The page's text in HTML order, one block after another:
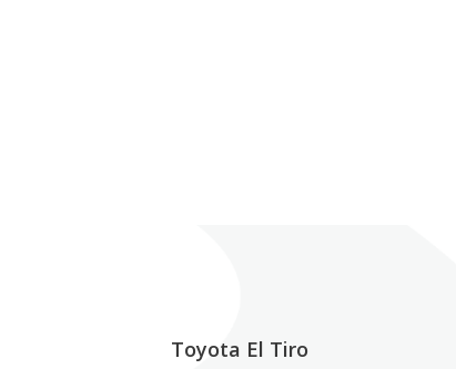
Toyota El Tiro